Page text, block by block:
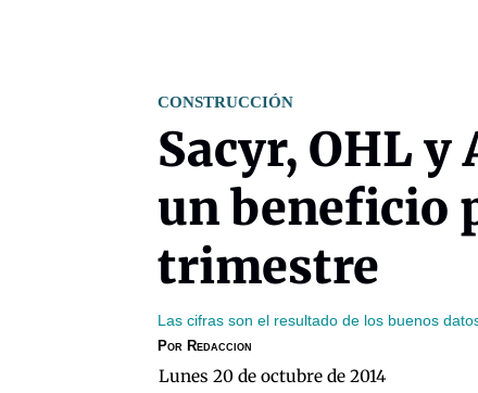
CONSTRUCCIÓN
Sacyr, OHL y
un beneficio
trimestre
Las cifras son el resultado de los buenos
Por Redaccion
lunes 20 de octubre de 2014